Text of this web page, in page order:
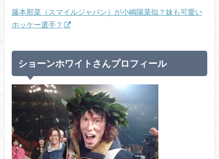
藤本那菜（スマイルジャパン）が小嶋陽菜似？妹も可愛い
ホッケー選手？
ショーンホワイトさんプロフィール